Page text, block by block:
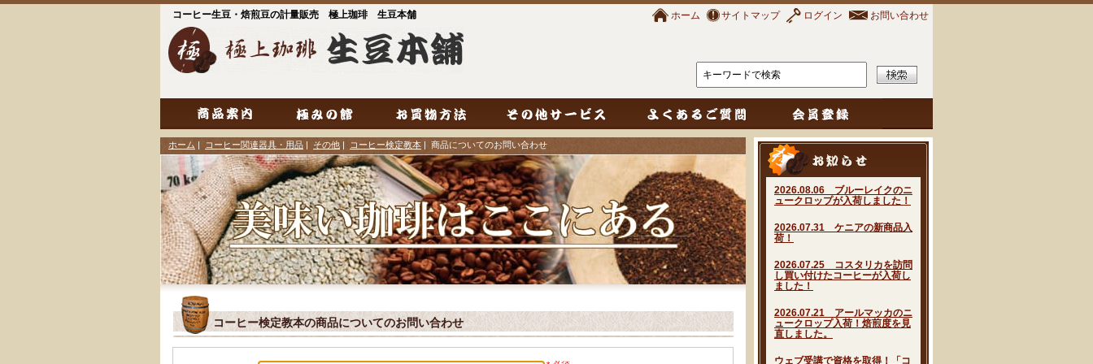
コーヒー生豆・焙煎豆の計量販売 極上珈琲 生豆本舗 ホーム サイトマップ ログイン お問い合わせ
2026.08.06 ブルーレイクのニ
ュークロップが入荷しました！
2026.07.31 ケニアの新商品入
荷！
2026.07.25 コスタリカを訪問
し買い付けたコーヒーが入荷し
ました！
2026.07.21 アールマッカのニ
ュークロップ入荷！焙煎度を見
直しました。
ウェブ受講で資格を取得！「コ
ホーム | コーヒー関連器具・用品 | その他 | コーヒー検定教本 | 商品についてのお問い合わせ
コーヒー検定教本の商品についてのお問い合わせ